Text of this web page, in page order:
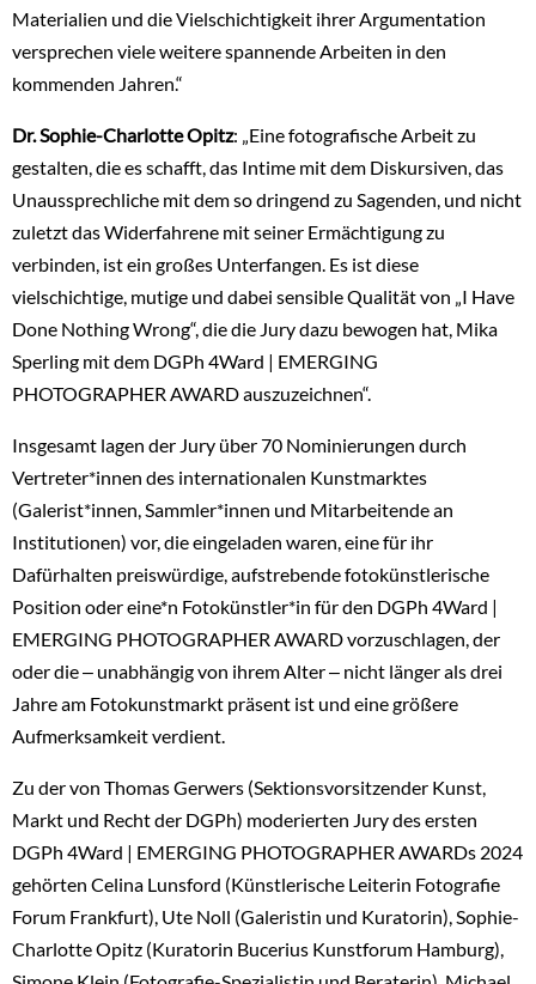
Materialien und die Vielschichtigkeit ihrer Argumentation
versprechen viele weitere spannende Arbeiten in den
kommenden Jahren.“
Dr. Sophie-Charlotte Opitz: „Eine fotografische Arbeit zu
gestalten, die es schafft, das Intime mit dem Diskursiven, das
Unaussprechliche mit dem so dringend zu Sagenden, und nicht
zuletzt das Widerfahrene mit seiner Ermächtigung zu
verbinden, ist ein großes Unterfangen. Es ist diese
vielschichtige, mutige und dabei sensible Qualität von „I Have
Done Nothing Wrong“, die die Jury dazu bewogen hat, Mika
Sperling mit dem DGPh 4Ward | EMERGING
PHOTOGRAPHER AWARD auszuzeichnen“.
Insgesamt lagen der Jury über 70 Nominierungen durch
Vertreter*innen des internationalen Kunstmarktes
(Galerist*innen, Sammler*innen und Mitarbeitende an
Institutionen) vor, die eingeladen waren, eine für ihr
Dafürhalten preiswürdige, aufstrebende fotokünstlerische
Position oder eine*n Fotokünstler*in für den DGPh 4Ward |
EMERGING PHOTOGRAPHER AWARD vorzuschlagen, der
oder die ‒ unabhängig von ihrem Alter ‒ nicht länger als drei
Jahre am Fotokunstmarkt präsent ist und eine größere
Aufmerksamkeit verdient.
Zu der von Thomas Gerwers (Sektionsvorsitzender Kunst,
Markt und Recht der DGPh) moderierten Jury des ersten
DGPh 4Ward | EMERGING PHOTOGRAPHER AWARDs 2024
gehörten Celina Lunsford (Künstlerische Leiterin Fotografie
Forum Frankfurt), Ute Noll (Galeristin und Kuratorin), Sophie-
Charlotte Opitz (Kuratorin Bucerius Kunstforum Hamburg),